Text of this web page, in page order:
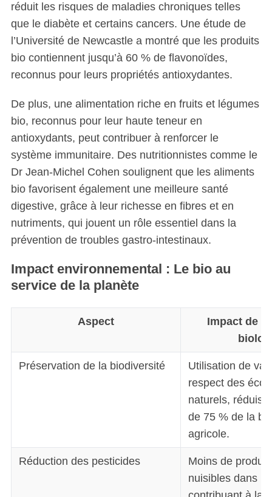
réduit les risques de maladies chroniques telles
que le diabète et certains cancers. Une étude de
l’Université de Newcastle a montré que les produits
bio contiennent jusqu’à 60 % de flavonoïdes,
reconnus pour leurs propriétés antioxydantes.
De plus, une alimentation riche en fruits et légumes
bio, reconnus pour leur haute teneur en
antioxydants, peut contribuer à renforcer le
système immunitaire. Des nutritionnistes comme le
Dr Jean-Michel Cohen soulignent que les aliments
bio favorisent également une meilleure santé
digestive, grâce à leur richesse en fibres et en
nutriments, qui jouent un rôle essentiel dans la
prévention de troubles gastro-intestinaux.
Impact environnemental : Le bio au
service de la planète
Aspect
Impact de
Préservation de la biodiversité
Utilisation de
respect des
naturels,
de 75 % de la
agricole.
Réduction des pesticides
Moins de
nuisibles dans